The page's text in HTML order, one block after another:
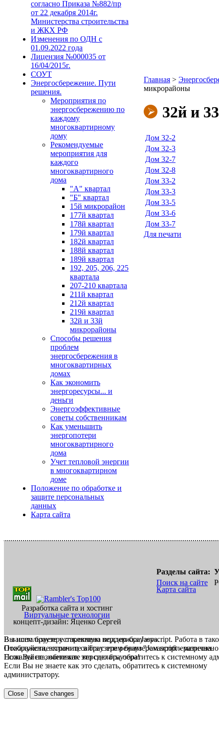
согласно Приказа №882/пр
от 22 декабря 2014г.
Министерства строительства
и ЖКХ РФ
Изменения по ОДН с
01.09.2022 года
Лицензия №000035 от
16/04/2015г.
СОУТ
Энергосбережение. Пути
решения.
Мероприятия по
энергосбережению по
каждому
многоквартирному
дому
Рекомендуемые
мероприятия для
каждого
многоквартирного
дома
"А" квартал
"Б" квартал
15й микрорайон
177й квартал
178й квартал
179й квартал
182й квартал
188й квартал
189й квартал
192, 205, 206, 225
квартала
207-210 квартала
211й квартал
212й квартал
219й квартал
32й и 33й
микрорайоны
Способы решения
проблем
энергосбережения в
многоквартирных
домах
Как экономить
энергоресурсы... и
деньги
Энергоэффективные
советы собственникам
Как уменьшить
энергопотери
многоквартирного
дома
Учет тепловой энергии
в многоквартирном
доме
Положение по обработке и
защите персональных
данных
Карта сайта
Главная >
микрорайоны
32й и
Дом 32-2
Дом 32-3
Дом 32-7
Дом 32-8
Дом 33-2
Дом 33-3
Дом 33-5
Дом 33-6
Дом 33-7
Для печати
Разработка сайта и хостинг
Виртуальные технологии
концепт-дизайн: Яценко Сергей
Разделы сайта:
Поиск на сайте
Карта сайта
В вашем браузере отключена поддержка Jasvscript. Работа в
Пожалуйста, включите в браузере режим "Javascript -
Если Вы не знаете как это сделать, обратитесь к системному
Вы используете устаревшую версию браузера.
Отображение страниц сайта с этим браузером проблематична.
Пожалуйста, обновите версию браузера!
Если Вы не знаете как это сделать, обратитесь к системному
администратору.
Close Save changes